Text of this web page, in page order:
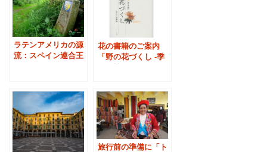
故郷』上映
ラテンアメリカの源
流：スペイン連合王
花の書籍のご案内
「野の花づくし -季
旅行前の準備に「ト